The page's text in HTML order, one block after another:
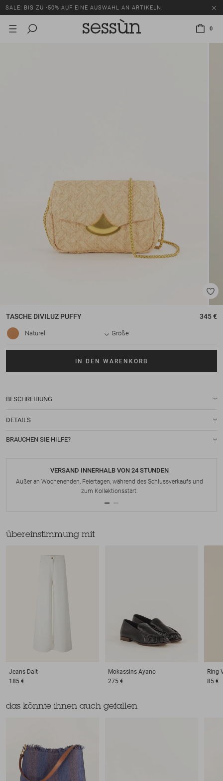
SALE: BIS ZU -50% AUF EINE AUSWAHL AN ARTIKELN.
0
TASCHE DIVILUZ PUFFY 345 €
Naturel Größe
IN DEN WARENKORB
BESCHREIBUNG
DETAILS
BRAUCHEN SIE HILFE?
VERSAND INNERHALB VON 24 STUNDEN
Außer an Wochenenden, Feiertagen, während des Schlussverkaufs und
zum Kollektionsstart.
übereinstimmung mit
Jeans Dalt
185 €
Mokassins Ayano
275 €
Ring
85 €
das könnte ihnen auch gefallen